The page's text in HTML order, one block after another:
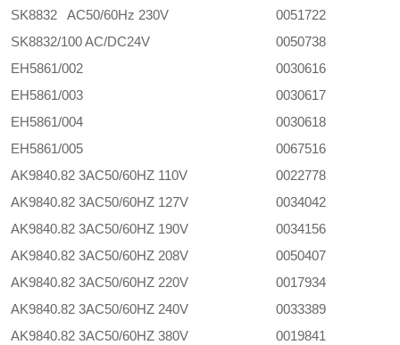
SK8832 AC50/60Hz 230V
0051722
SK8832/100 AC/DC24V
0050738
EH5861/002
0030616
EH5861/003
0030617
EH5861/004
0030618
EH5861/005
0067516
AK9840.82 3AC50/60HZ 110V
0022778
AK9840.82 3AC50/60HZ 127V
0034042
AK9840.82 3AC50/60HZ 190V
0034156
AK9840.82 3AC50/60HZ 208V
0050407
AK9840.82 3AC50/60HZ 220V
0017934
AK9840.82 3AC50/60HZ 240V
0033389
AK9840.82 3AC50/60HZ 380V
0019841